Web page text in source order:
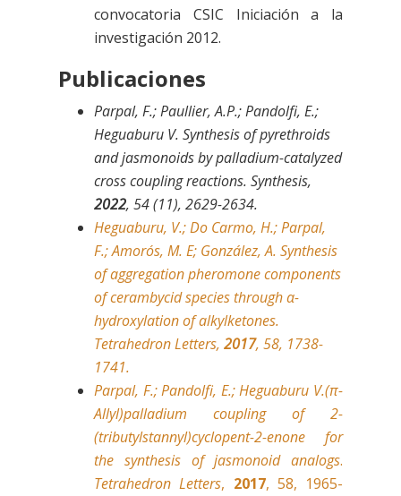
convocatoria CSIC Iniciación a la
investigación 2012.
Publicaciones
Parpal, F.; Paullier, A.P.; Pandolfi, E.;
Heguaburu V. Synthesis of pyrethroids
and jasmonoids by palladium-catalyzed
cross coupling reactions. Synthesis,
2022, 54 (11), 2629-2634.
Heguaburu, V.; Do Carmo, H.; Parpal,
F.; Amorós, M. E; González, A. Synthesis
of aggregation pheromone components
of cerambycid species through α-
hydroxylation of alkylketones.
Tetrahedron Letters, 2017, 58, 1738-
1741.
Parpal, F.; Pandolfi, E.; Heguaburu V.(π-
Allyl)palladium coupling of 2-
(tributylstannyl)cyclopent-2-enone for
the synthesis of jasmonoid analogs.
Tetrahedron Letters, 2017, 58, 1965-